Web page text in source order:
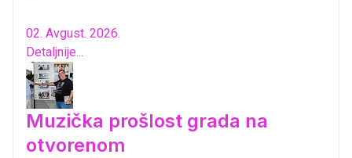
02. Avgust. 2026.
Detaljnije...
Muzička prošlost grada na
otvorenom